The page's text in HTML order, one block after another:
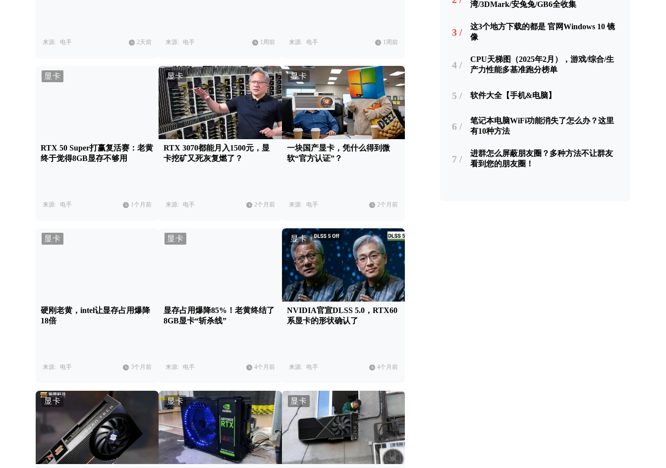
来源: 电手 2天前 来源: 电手 1周前 来源: 电手 1周前
显卡
RTX 50 Super打赢复活赛：老黄
终于觉得8GB显存不够用
来源: 电手 1个月前
显卡
RTX 3070都能月入1500元，显
卡挖矿又死灰复燃了？
来源: 电手 2个月前
显卡
一块国产显卡，凭什么得到微
软“官方认证”？
来源: 电手 2个月前
显卡
硬刚老黄，intel让显存占用爆降
18倍
来源: 电手 3个月前
显卡
显存占用爆降85%！老黄终结了
8GB显卡“斩杀线”
来源: 电手 4个月前
显卡
NVIDIA官宣DLSS 5.0，RTX60
系显卡的形状确认了
来源: 电手 4个月前
显卡 显卡 显卡
湾/3DMark/安兔兔/GB6全收集
3 /
这3个地方下载的都是 官网Windows 10 镜
像
4 /
CPU天梯图（2025年2月），游戏/综合/生
产力性能多基准跑分榜单
5 / 软件大全【手机&电脑】
6 /
笔记本电脑WiFi功能消失了怎么办？这里
有10种方法
7 /
进群怎么屏蔽朋友圈？多种方法不让群友
看到您的朋友圈！